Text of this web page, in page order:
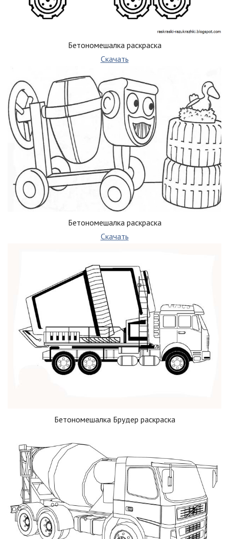
Бетономешалка раскраска
Скачать
Бетономешалка раскраска
Скачать
Бетономешалка Брудер раскраска